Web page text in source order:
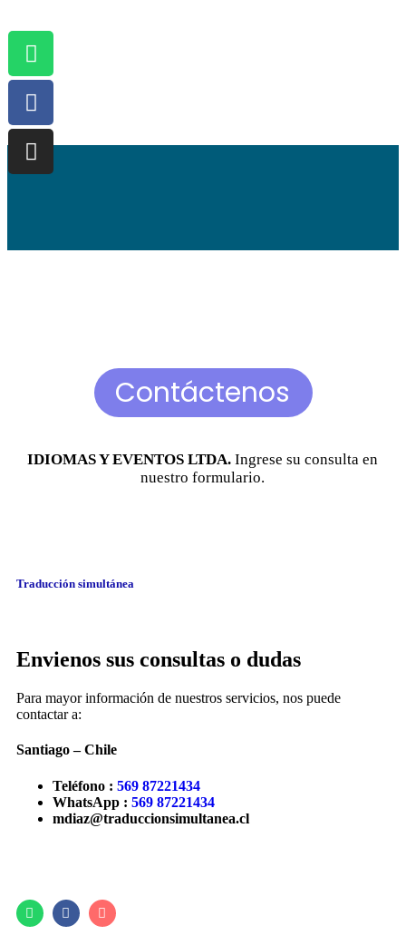
Contáctenos
IDIOMAS Y EVENTOS LTDA. Ingrese su consulta en
nuestro formulario.
Traducción simultánea
Envienos sus consultas o dudas
Para mayor información de nuestros servicios, nos puede
contactar a:
Santiago – Chile
Teléfono : 569 87221434
WhatsApp : 569 87221434
mdiaz@traduccionsimultanea.cl